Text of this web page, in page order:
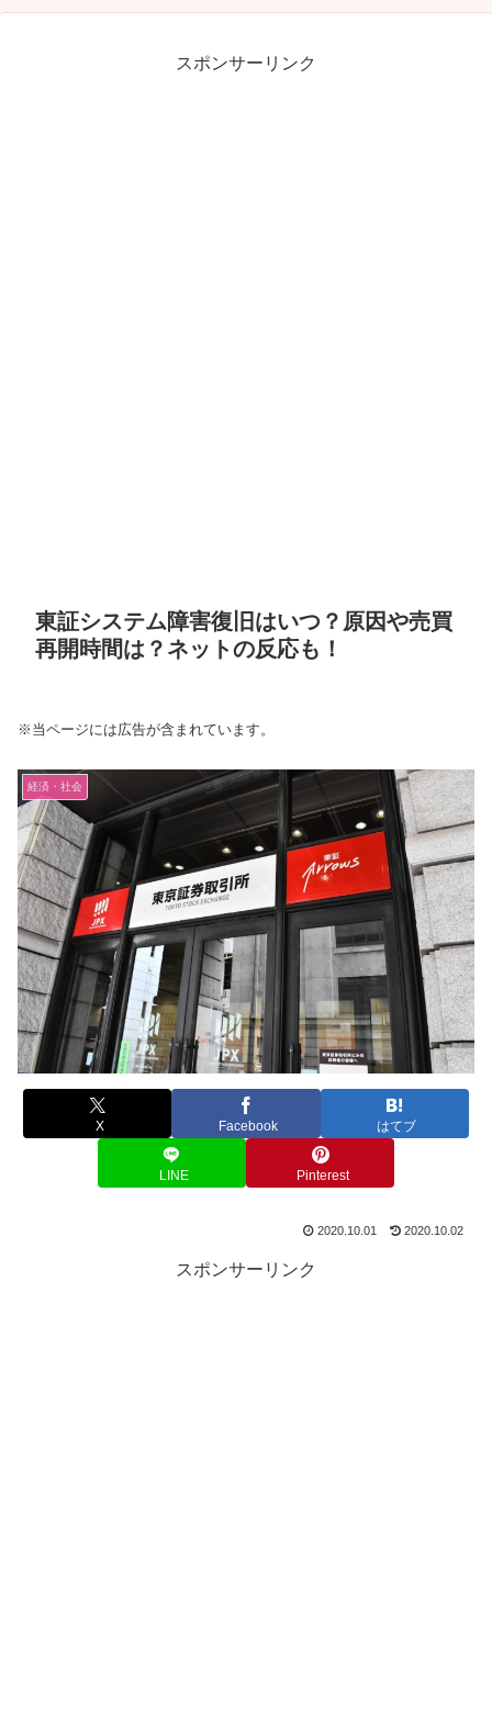
スポンサーリンク
東証システム障害復旧はいつ？原因や売買
再開時間は？ネットの反応も！
※当ページには広告が含まれています。
経済・社会
X Facebook はてブ
LINE Pinterest
2020.10.01 2020.10.02
スポンサーリンク